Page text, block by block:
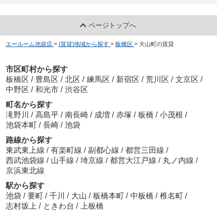
ページトップへ
エールーム池袋店 > (賃貸)地域から探す > 板橋区 > 大山町の賃貸
市区町村から探す
板橋区 / 豊島区 / 北区 / 練馬区 / 新宿区 / 荒川区 / 文京区 /
中野区 / 和光市 / 渋谷区
町名から探す
滝野川 / 高島平 / 南長崎 / 成増 / 赤塚 / 板橋 / 小茂根 /
池袋本町 / 長崎 / 池袋
路線から探す
東武東上線 / 有楽町線 / 副都心線 / 都営三田線 /
西武池袋線 / 山手線 / 埼京線 / 都営大江戸線 / 丸ノ内線 /
京浜東北線
駅から探す
池袋 / 要町 / 千川 / 大山 / 板橋本町 / 中板橋 / 椎名町 /
志村坂上 / ときわ台 / 上板橋